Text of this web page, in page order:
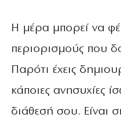
Η μέρα μπορεί να
περιορισμούς που
Παρότι έχεις
κάποιες ανησυχίες
διάθεσή σου. Είναι